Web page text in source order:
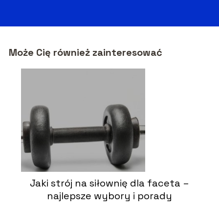
Może Cię również zainteresować
Jaki strój na siłownię dla faceta –
najlepsze wybory i porady